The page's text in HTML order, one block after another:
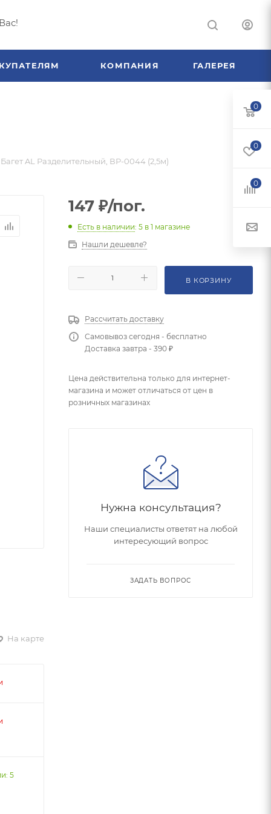
КОМПАНИЯ ГАЛЕРЕЯ
AL Разделительный, ВР-0044 (2,5м)
На карте
5
147 ₽/пог.
Есть в наличии: 5 в 1 магазине
Нашли дешевле?
В КОРЗИНУ
Рассчитать доставку
Самовывоз сегодня - бесплатно
Доставка завтра - 390 ₽
Цена действительна только для интернет-
магазина и может отличаться от цен в
розничных магазинах
Нужна консультация?
Наши специалисты ответят на любой
интересующий вопрос
ЗАДАТЬ ВОПРОС
0
0
0